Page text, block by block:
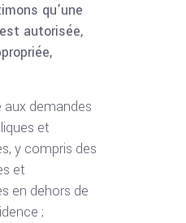
qu’une
autorisée,
aux demandes
et
y compris des
et
en dehors de
;